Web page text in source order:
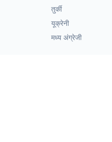
तुर्की
यूक्रेनी
मध्य अंग्रेजी